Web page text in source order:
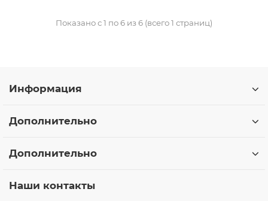
Показано с 1 по 6 из 6 (всего 1 страниц)
Информация
Дополнительно
Дополнительно
Наши контакты